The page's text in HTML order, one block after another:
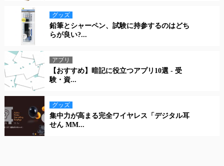
グッズ
鉛筆とシャーペン、試験に持参するのはどち
らが良い?...
アプリ
【おすすめ】暗記に役立つアプリ10選 - 受
験・資...
グッズ
集中力が高まる完全ワイヤレス「デジタル耳
せん MM...